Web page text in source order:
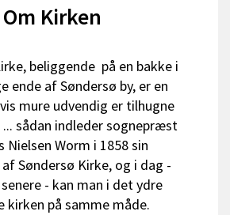
Om Kirken
beliggende på en bakke i
ende af Søndersø by, er en
mure udvendig er tilhugne
sådan indleder sognepræst
Nielsen Worm i 1858 sin
Søndersø Kirke, og i dag -
- kan man i det ydre
kirken på samme måde.